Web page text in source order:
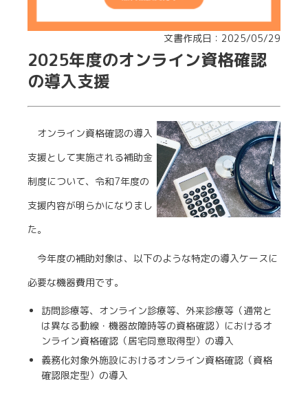
文書作成日：2025/05/29
2025年度のオンライン資格確認
の導入支援
オンライン資格確認の導入
支援として実施される補助金
制度について、令和7年度の
支援内容が明らかになりまし
た。
今年度の補助対象は、以下のような特定の導入ケースに
必要な機器費用です。
訪問診療等、オンライン診療等、外来診療等（通常と
は異なる動線・機器故障時等の資格確認）におけるオ
ンライン資格確認（居宅同意取得型）の導入
義務化対象外施設におけるオンライン資格確認（資格
確認限定型）の導入